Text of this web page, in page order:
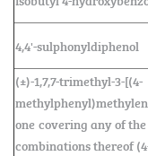
4,4'-sulphonyldiphenol
(±)-1,7,7-trimethyl-3-[(4-
one covering any of
combinations thereof